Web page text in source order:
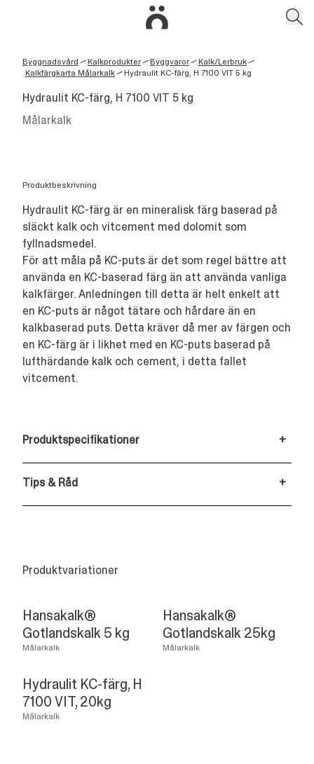
Byggnadsvård /Kalkprodukter/Byggvaror/Kalk/Lerbruk/
Kalkfärgkarta Målarkalk/Hydraulit KC-färg, H 7100 VIT 5 kg
Hydraulit KC-färg, H 7100 VIT 5 kg
Målarkalk
Produktbeskrivning
Hydraulit KC-färg är en mineralisk färg baserad på
släckt kalk och vitcement med dolomit som
fyllnadsmedel.
För att måla på KC-puts är det som regel bättre att
använda en KC-baserad färg än att använda vanliga
kalkfärger. Anledningen till detta är helt enkelt att
en KC-puts är något tätare och hårdare än en
kalkbaserad puts. Detta kräver då mer av färgen och
en KC-färg är i likhet med en KC-puts baserad på
lufthärdande kalk och cement, i detta fallet
vitcement.
Produktspecifikationer +
Tips & Råd +
Produktvariationer
Hansakalk®
Gotlandskalk 5 kg
Målarkalk
Hansakalk®
Gotlandskalk 25kg
Målarkalk
Hydraulit KC-färg, H
7100 VIT, 20kg
Målarkalk